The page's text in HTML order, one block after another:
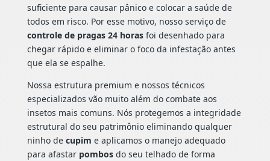
suficiente para causar pânico e colocar a saúde de
todos em risco. Por esse motivo, nosso serviço de
controle de pragas 24 horasfoi desenhado para
chegar rápido e eliminar o foco da infestação antes
que ela se espalhe.
Nossa estrutura premium e nossos técnicos
especializados vão muito além do combate aos
insetos mais comuns. Nós protegemos a integridade
estrutural do seu patrimônio eliminando qualquer
ninho de cupim e aplicamos o manejo adequado
para afastar pombosdo seu telhado de forma